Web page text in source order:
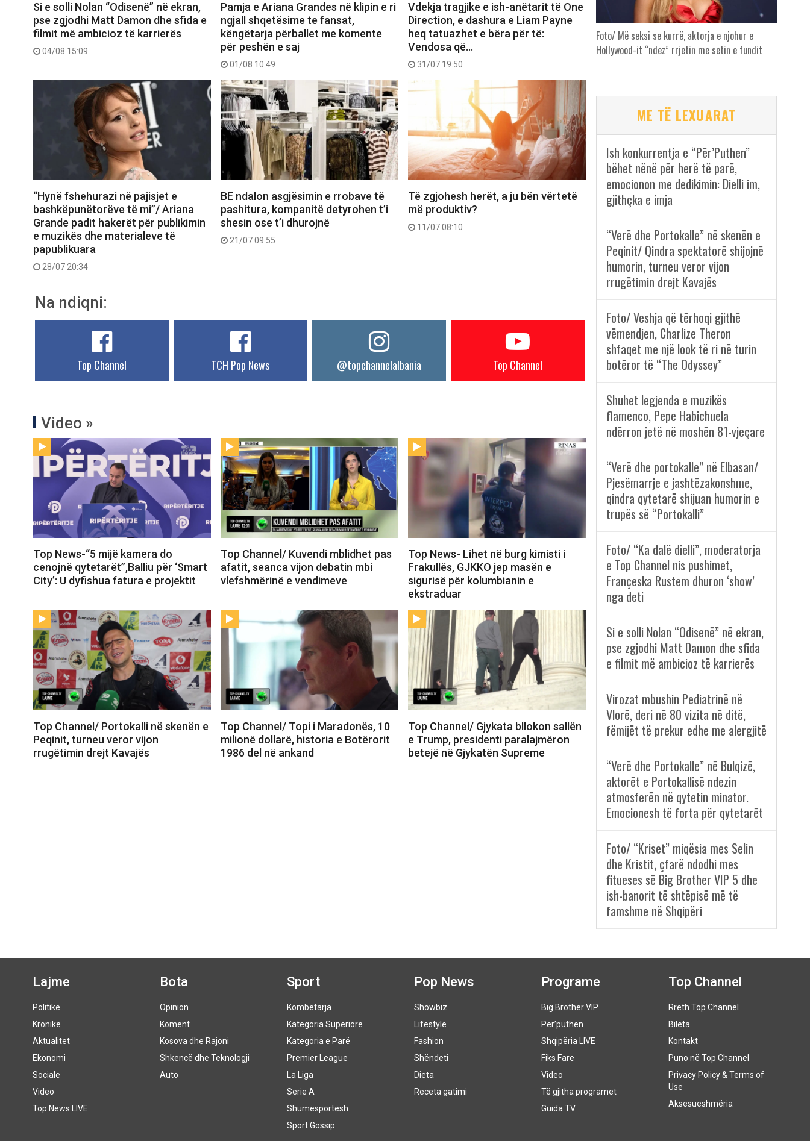
Si e solli Nolan “Odisenë” në ekran,
pse zgjodhi Matt Damon dhe sfida e
filmit më ambicioz të karrierës
04/08 15:09
Pamja e Ariana Grandes në klipin e ri
ngjall shqetësime te fansat,
këngëtarja përballet me komente
për peshën e saj
01/08 10:49
Vdekja tragjike e ish-anëtarit të One
Direction, e dashura e Liam Payne
heq tatuazhet e bëra për të:
Vendosa që…
31/07 19:50
“Hynë fshehurazi në pajisjet e
bashkëpunëtorëve të mi”/ Ariana
Grande padit hakerët për publikimin
e muzikës dhe materialeve të
papublikuara
28/07 20:34
BE ndalon asgjësimin e rrobave të
pashitura, kompanitë detyrohen t’i
shesin ose t’i dhurojnë
21/07 09:55
Të zgjohesh herët, a ju bën vërtetë
më produktiv?
11/07 08:10
Na ndiqni:
Top Channel TCH Pop News @topchannelalbania Top Channel
Video »
Top News-“5 mijë kamera do
cenojnë qytetarët”,Balliu për ‘Smart
City’: U dyfishua fatura e projektit
Top Channel/ Kuvendi mblidhet pas
afatit, seanca vijon debatin mbi
vlefshmërinë e vendimeve
Top News- Lihet në burg kimisti i
Frakullës, GJKKO jep masën e
sigurisë për kolumbianin e
ekstraduar
Top Channel/ Portokalli në skenën e
Peqinit, turneu veror vijon
rrugëtimin drejt Kavajës
Top Channel/ Topi i Maradonës, 10
milionë dollarë, historia e Botërorit
1986 del në ankand
Top Channel/ Gjykata bllokon sallën
e Trump, presidenti paralajmëron
betejë në Gjykatën Supreme
Foto/ Më seksi se kurrë, aktorja e njohur e
Hollywood-it “ndez” rrjetin me setin e fundit
ME TË LEXUARAT
Ish konkurrentja e “Për’Puthen”
bëhet nënë për herë të parë,
emocionon me dedikimin: Dielli im,
gjithçka e imja
“Verë dhe Portokalle” në skenën e
Peqinit/ Qindra spektatorë shijojnë
humorin, turneu veror vijon
rrugëtimin drejt Kavajës
Foto/ Veshja që tërhoqi gjithë
vëmendjen, Charlize Theron
shfaqet me një look të ri në turin
botëror të “The Odyssey”
Shuhet legjenda e muzikës
flamenco, Pepe Habichuela
ndërron jetë në moshën 81-vjeçare
“Verë dhe portokalle” në Elbasan/
Pjesëmarrje e jashtëzakonshme,
qindra qytetarë shijuan humorin e
trupës së “Portokalli”
Foto/ “Ka dalë dielli”, moderatorja
e Top Channel nis pushimet,
Françeska Rustem dhuron ‘show’
nga deti
Si e solli Nolan “Odisenë” në ekran,
pse zgjodhi Matt Damon dhe sfida
e filmit më ambicioz të karrierës
Virozat mbushin Pediatrinë në
Vlorë, deri në 80 vizita në ditë,
fëmijët të prekur edhe me alergjitë
“Verë dhe Portokalle” në Bulqizë,
aktorët e Portokallisë ndezin
atmosferën në qytetin minator.
Emocionesh të forta për qytetarët
Foto/ “Kriset” miqësia mes Selin
dhe Kristit, çfarë ndodhi mes
fitueses së Big Brother VIP 5 dhe
ish-banorit të shtëpisë më të
famshme në Shqipëri
Lajme
Politikë
Kronikë
Aktualitet
Ekonomi
Sociale
Video
Top News LIVE
Bota
Opinion
Koment
Kosova dhe Rajoni
Shkencë dhe Teknologji
Auto
Sport
Kombëtarja
Kategoria Superiore
Kategoria e Parë
Premier League
La Liga
Serie A
Shumësportësh
Sport Gossip
Pop News
Showbiz
Lifestyle
Fashion
Shëndeti
Dieta
Receta gatimi
Programe
Big Brother VIP
Për’puthen
Shqipëria LIVE
Fiks Fare
Video
Të gjitha programet
Guida TV
Top Channel
Rreth Top Channel
Bileta
Kontakt
Puno në Top Channel
Privacy Policy & Terms of
Use
Aksesueshmëria